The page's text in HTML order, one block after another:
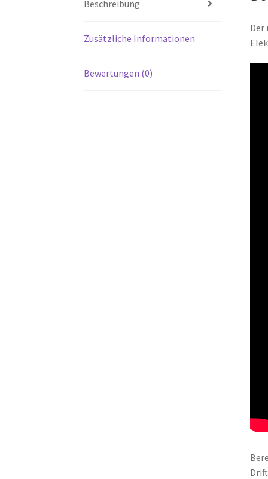
Beschreibung
Zusätzliche Informationen
Bewertungen (0)
Der